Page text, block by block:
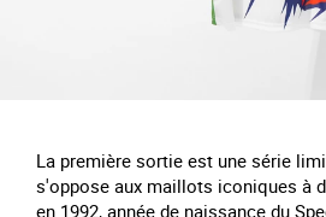
La première sortie est une série
s'oppose aux maillots iconiques à
en 1992, année de naissance du